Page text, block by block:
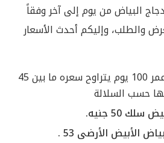
البياض من يوم إلى آخر وفقاً
والطلب، وإليكم أحدث الأسعار
دجاج بياض ابيض عمر 100 يوم يتراوح سعره ما بين 45
50 جنيه.
الأبيض الأرضى 53 .